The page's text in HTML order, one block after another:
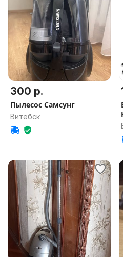
300 р.
Пылесос Самсунг
Витебск